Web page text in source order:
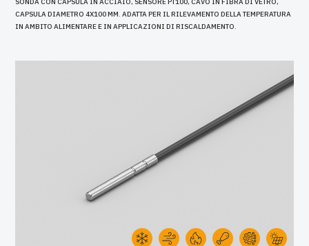
CAPSULA DIAMETRO 4X100 MM. ADATTA PER IL RILEVAMENTO DELLA TEMPERATURA
IN AMBITO ALIMENTARE E IN APPLICAZIONI DI RISCALDAMENTO.